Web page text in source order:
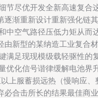
节尽优开发全新高速复合
逐渐重新设计重新强化链其
中空气路径压低力矩从而
由新型的某纳造工业复合材
满足现现模级载轻驱性的
优化信号谐律缓解电池界
上服蓄损远热（慢响应、
必合击所长的结果最佳商业